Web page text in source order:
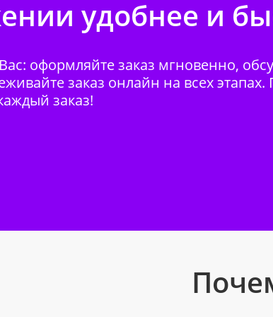
удобнее и
оформляйте заказ мгновенно,
заказ онлайн на всех
заказ!